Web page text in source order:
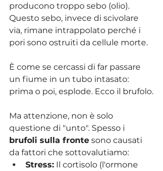
producono troppo sebo (olio).
Questo sebo, invece di scivolare
via, rimane intrappolato perché i
pori sono ostruiti da cellule morte.
È come se cercassi di far passare
un fiume in un tubo intasato:
prima o poi, esplode. Ecco il brufolo.
Ma attenzione, non è solo
questione di "unto". Spesso i
brufoli sulla fronte sono causati
da fattori che sottovalutiamo:
Stress: Il cortisolo (l'ormone